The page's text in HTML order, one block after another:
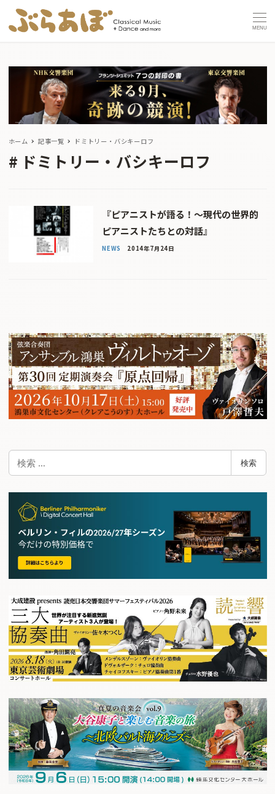
MENU
ホーム 記事一覧 ドミトリー・バシキーロフ
ドミトリー・バシキーロフ
『ピアニストが語る！〜現代の世界的
ピアニストたちとの対話』
NEWS 2014年7月24日
検
索
検索